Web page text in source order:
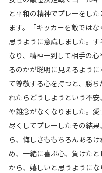
と平和の精神でプレーをし
ます。「キッカーを敵では
思うように意識しました。
なり、精神一到して相手の
るのかが聡明に見えるよう
て尊敬する心を持つと、勝
れたらどうしようという不
や雑念がなくなりました。
尽くしてプレーしたその結
ら、悔しさももちろんある
め、一緒に喜ぶ心、負けた
から、嬉しいと思うように